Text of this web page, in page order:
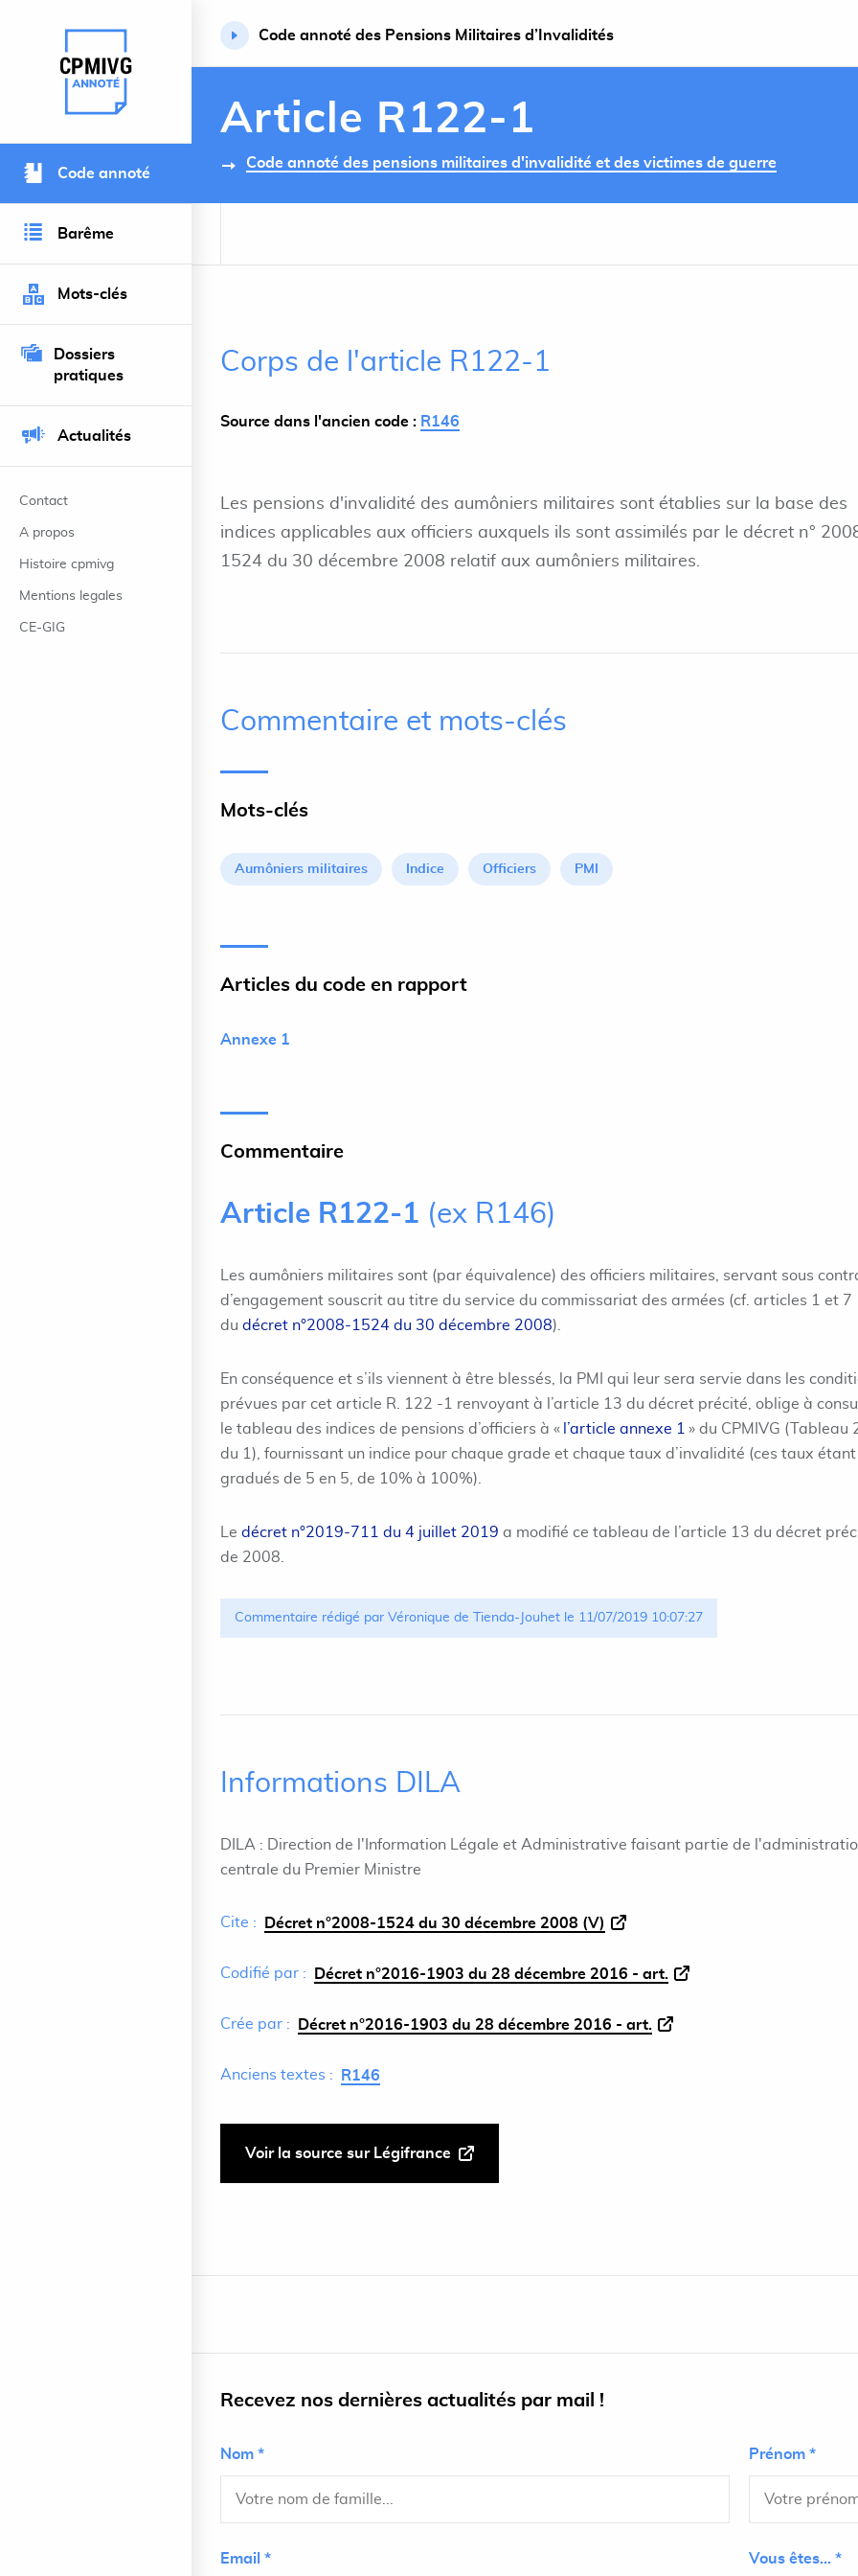
Retour à l’accueil du site
Code annoté
Barême
Mots-clés
Dossiers
pratiques
Actualités
Contact
A propos
Histoire cpmivg
Mentions legales
CE-GIG
Code annoté des Pensions Militaires d’Invalidités
Article R122-1
Code annoté des pensions militaires d'invalidité et des victimes de guerre
Corps de l'article R122-1
Source dans l'ancien code : R146
Les pensions d'invalidité des aumôniers militaires sont établies sur la base des
indices applicables aux officiers auxquels ils sont assimilés par le décret n°
1524 du 30 décembre 2008 relatif aux aumôniers militaires.
Commentaire et mots-clés
Mots-clés
Aumôniers militaires Indice Officiers PMI
Articles du code en rapport
Annexe 1
Commentaire
Article R122-1 (ex R146)
Les aumôniers militaires sont (par équivalence) des officiers militaires, servant sous
d’engagement souscrit au titre du service du commissariat des armées (cf. articles 1 et 7
du décret n°2008-1524 du 30 décembre 2008).
En conséquence et s’ils viennent à être blessés, la PMI qui leur sera servie dans les
prévues par cet article R. 122 -1 renvoyant à l’article 13 du décret précité, oblige à
le tableau des indices de pensions d’officiers à « l’article annexe 1 » du CPMIVG (Tableau
du 1), fournissant un indice pour chaque grade et chaque taux d’invalidité (ces taux étant
gradués de 5 en 5, de 10% à 100%).
Le décret n°2019-711 du 4 juillet 2019 a modifié ce tableau de l’article 13 du décret
de 2008.
Commentaire rédigé par Véronique de Tienda-Jouhet le 11/07/2019 10:07:27
Informations DILA
DILA : Direction de l'Information Légale et Administrative faisant partie de
centrale du Premier Ministre
Cite : Décret n°2008-1524 du 30 décembre 2008 (V)
Codifié par : Décret n°2016-1903 du 28 décembre 2016 - art.
Crée par : Décret n°2016-1903 du 28 décembre 2016 - art.
Anciens textes : R146
Voir la source sur Légifrance
Recevez nos dernières actualités par mail !
Nom * Prénom *
Email * Vous êtes... *